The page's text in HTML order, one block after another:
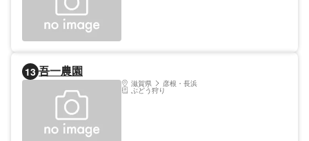
13 吾一農園
滋賀県 彦根・長浜
ぶどう狩り